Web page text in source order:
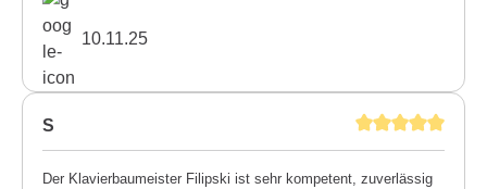
10.11.25
S
Der Klavierbaumeister Filipski ist sehr kompetent, zuverlässig